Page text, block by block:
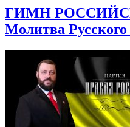
ГИМН
Молитва